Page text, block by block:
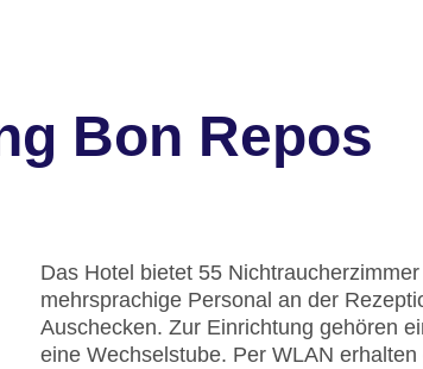
Bon Repos
Das Hotel bietet 55
mehrsprachige Personal an der
Auschecken. Zur Einrichtung gehören
eine Wechselstube. Per WLAN